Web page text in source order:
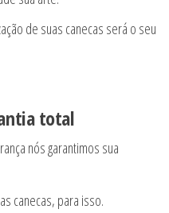
de suas canecas será o seu
total
nós garantimos sua
canecas, para isso.